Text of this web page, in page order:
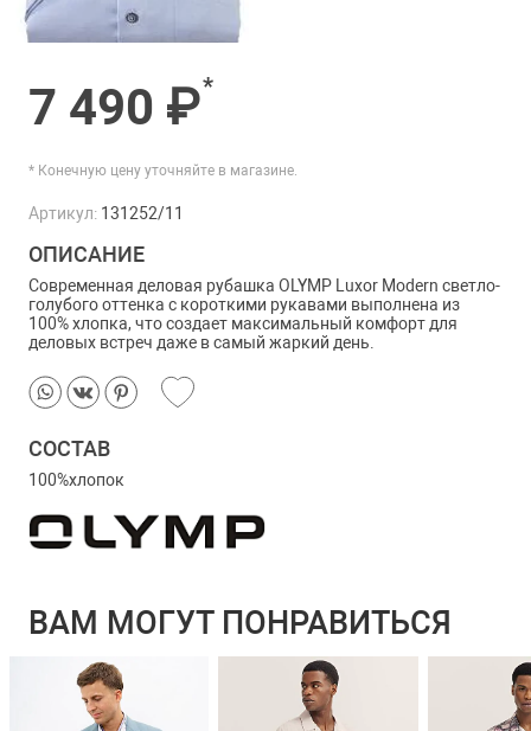
7 490 ₽*
* Конечную цену уточняйте в магазине.
Артикул: 131252/11
ОПИСАНИЕ
Современная деловая рубашка OLYMP Luxor Modern светло-
голубого оттенка с короткими рукавами выполнена из
100% хлопка, что создает максимальный комфорт для
деловых встреч даже в самый жаркий день.
СОСТАВ
100%хлопок
ВАМ МОГУТ ПОНРАВИТЬСЯ